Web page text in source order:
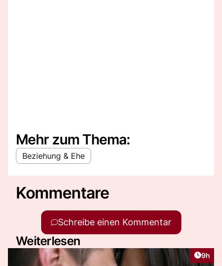
Mehr zum Thema:
Beziehung & Ehe
Kommentare
Schreibe einen Kommentar
Weiterlesen
9h